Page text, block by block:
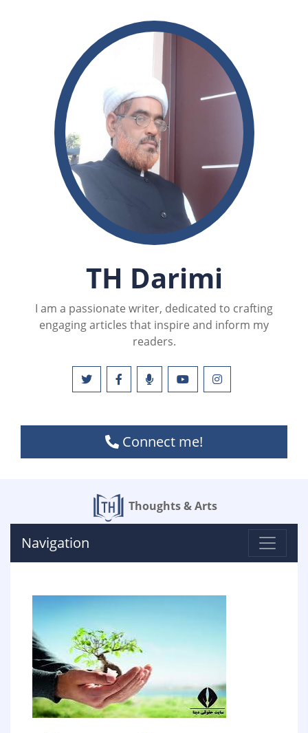
TH Darimi
I am a passionate writer, dedicated to crafting
engaging articles that inspire and inform my
readers.
Connect me!
Thoughts & Arts
Navigation